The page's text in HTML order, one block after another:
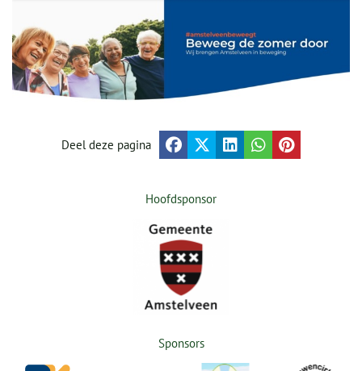
Deel deze pagina
Hoofdsponsor
Sponsors